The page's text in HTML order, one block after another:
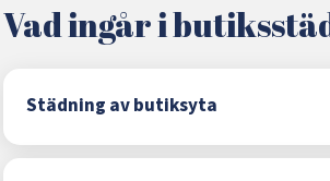
Vad ingår i
Städning av butiksyta